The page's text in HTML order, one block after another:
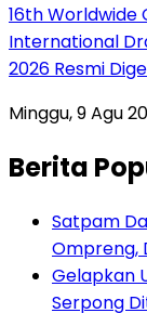
16th Worldwide
International
2026 Resmi
Minggu, 9 Agu
Berita
Satpam
Ompreng,
Gelapkan
Serpong